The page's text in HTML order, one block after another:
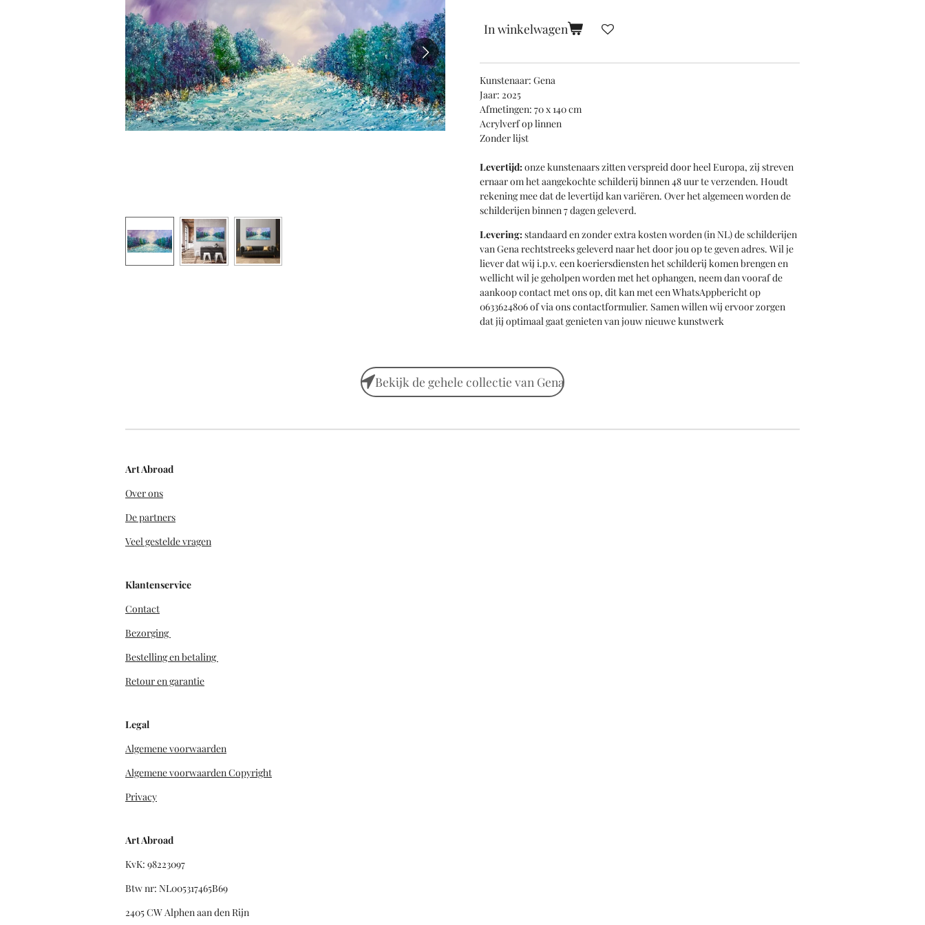
In winkelwagen
Kunstenaar: Gena
Jaar: 2025
Afmetingen: 70 x 140 cm
Acrylverf op linnen
Zonder lijst
Levertijd:onze kunstenaars zitten verspreid door heel Europa, zij streven
ernaar om het aangekochte schilderij binnen 48 uur te verzenden. Houdt
rekening mee dat de levertijd kan variëren. Over het algemeen worden de
schilderijen binnen 7 dagen geleverd.
Levering:standaard en zonder extra kosten worden (in NL) de schilderijen
van Gena rechtstreeks geleverd naar het door jou op te geven adres. Wil je
liever dat wij i.p.v. een koeriersdiensten het schilderij komen brengen en
wellicht wil je geholpen worden met het ophangen, neem dan vooraf de
aankoop contact met ons op, dit kan met een WhatsAppbericht op
0633624806 of via ons contactformulier. Samen willen wij ervoor zorgen
dat jij optimaal gaat genieten van jouw nieuwe kunstwerk
Bekijk de gehele collectie van Gena
Art Abroad
Over ons
De partners
Veel gestelde vragen
Klantenservice
Contact
Bezorging
Bestelling en betaling
Retour en garantie
Legal
Algemene voorwaarden
Algemene voorwaarden Copyright
Privacy
Art Abroad
KvK: 98223097
Btw nr: NL005317465B69
2405 CW Alphen aan den Rijn